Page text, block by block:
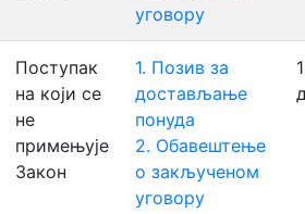
уговору
Поступак
на који се
не
примењује
Закон
1. Позив за
достављање
понуда
2. Обавештење
о закљученом
уговору